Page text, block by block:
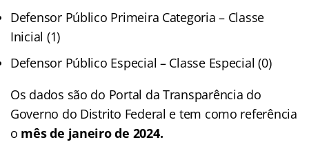
Defensor Público Primeira Categoria – Classe
Inicial (1)
Defensor Público Especial – Classe Especial (0)
Os dados são do Portal da Transparência do
Governo do Distrito Federal e tem como referência
o mês de janeiro de 2024.